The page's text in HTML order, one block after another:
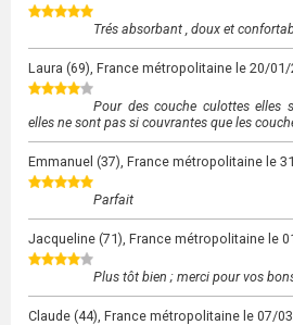
Trés absorbant , doux et
Laura (69), France métropolitaine le 20/01/
Pour des couche culottes elles
elles ne sont pas si couvrantes que les
Emmanuel (37), France métropolitaine le
Parfait
Jacqueline (71), France métropolitaine le
Plus tôt bien ; merci pour vos
Claude (44), France métropolitaine le 07/